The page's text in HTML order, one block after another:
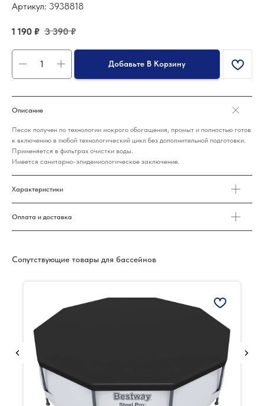
Артикул: 3938818
1 190 ₽ 3 390 ₽
Добавьте В Корзину
Описание
Песок получен по технологии мокрого обогащения, промыт и полностью готов
к включению в любой технологический цикл без дополнительной подготовки.
Применяется в фильтрах очистки воды.
Имеется санитарно-эпидемиологическое заключение.
Характеристики
Оплата и доставка
Сопутствующие товары для бассейнов